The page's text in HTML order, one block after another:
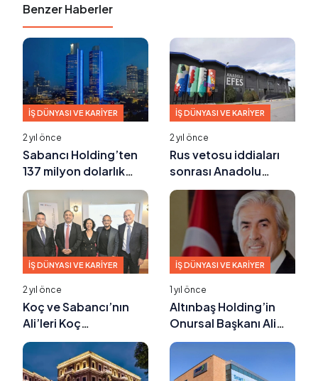
Benzer Haberler
İŞ DÜNYASI VE KARIYER
2 yıl önce
Sabancı Holding’ten
137 milyon dolarlık
finansman sözleşmesi
İŞ DÜNYASI VE KARIYER
2 yıl önce
Rus vetosu iddiaları
sonrası Anadolu
Efes’ten açıklama
İŞ DÜNYASI VE KARIYER
2 yıl önce
Koç ve Sabancı’nın
Ali’leri Koç
Üniversitesi-Esas
Holding işbirliğine
imza attılar
İŞ DÜNYASI VE KARIYER
1 yıl önce
Altınbaş Holding’in
Onursal Başkanı Ali
Altınbaş hayatını
kaybetti